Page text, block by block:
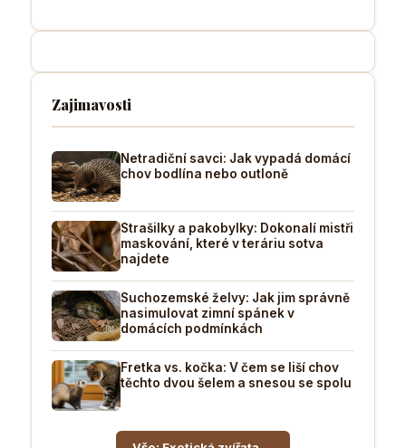
Zajimavosti
Netradiční savci: Jak vypadá domácí
chov bodlína nebo outloně
Strašilky a pakobylky: Dokonalí mistři
maskování, které v teráriu sotva
najdete
Suchozemské želvy: Jak jim správně
nasimulovat zimní spánek v
domácích podmínkách
Fretka vs. kočka: V čem se liší chov
těchto dvou šelem a snesou se spolu